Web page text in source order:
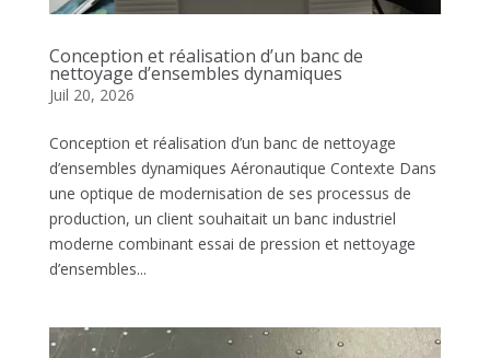
Conception et réalisation d’un banc de
nettoyage d’ensembles dynamiques
Juil 20, 2026
Conception et réalisation d’un banc de nettoyage
d’ensembles dynamiques Aéronautique Contexte Dans
une optique de modernisation de ses processus de
production, un client souhaitait un banc industriel
moderne combinant essai de pression et nettoyage
d’ensembles...